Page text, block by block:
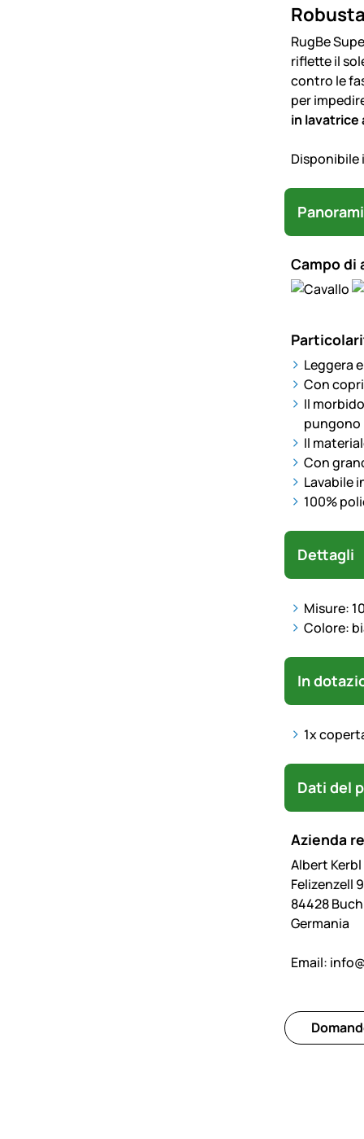
RugBe
riflette il
contro le
per
in lavatrice
Disponibile
Campo di
Leggera
Con
Il
pungono
Il
Con
Lavabile
100%
Dettagli
Misure:
Colore:
In
1x
Dati del
Azienda
Albert Kerbl
Felizenzell 9
84428
Germania
Email: